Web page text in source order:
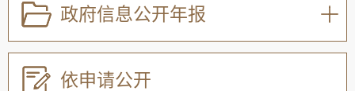
政府信息公开年报
依申请公开